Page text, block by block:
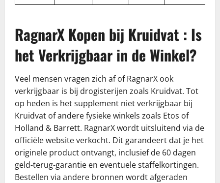
RagnarX Kopen bij Kruidvat : Is
het Verkrijgbaar in de Winkel?
Veel mensen vragen zich af of RagnarX ook
verkrijgbaar is bij drogisterijen zoals Kruidvat. Tot
op heden is het supplement niet verkrijgbaar bij
Kruidvat of andere fysieke winkels zoals Etos of
Holland & Barrett. RagnarX wordt uitsluitend via de
officiële website verkocht. Dit garandeert dat je het
originele product ontvangt, inclusief de 60 dagen
geld-terug-garantie en eventuele staffelkortingen.
Bestellen via andere bronnen wordt afgeraden